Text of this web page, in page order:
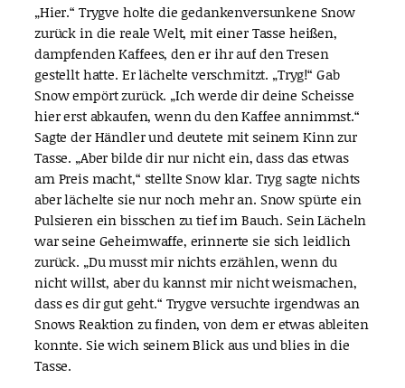
„Hier.“ Trygve holte die gedankenversunkene Snow
zurück in die reale Welt, mit einer Tasse heißen,
dampfenden Kaffees, den er ihr auf den Tresen
gestellt hatte. Er lächelte verschmitzt. „Tryg!“ Gab
Snow empört zurück. „Ich werde dir deine Scheisse
hier erst abkaufen, wenn du den Kaffee annimmst.“
Sagte der Händler und deutete mit seinem Kinn zur
Tasse. „Aber bilde dir nur nicht ein, dass das etwas
am Preis macht,“ stellte Snow klar. Tryg sagte nichts
aber lächelte sie nur noch mehr an. Snow spürte ein
Pulsieren ein bisschen zu tief im Bauch. Sein Lächeln
war seine Geheimwaffe, erinnerte sie sich leidlich
zurück. „Du musst mir nichts erzählen, wenn du
nicht willst, aber du kannst mir nicht weismachen,
dass es dir gut geht.“ Trygve versuchte irgendwas an
Snows Reaktion zu finden, von dem er etwas ableiten
konnte. Sie wich seinem Blick aus und blies in die
Tasse.